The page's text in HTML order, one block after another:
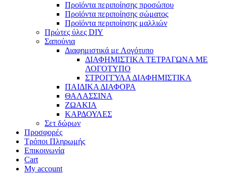
Προϊόντα περιποίησης προσώπου
Προϊόντα περιποίησης σώματος
Προϊόντα περιποίησης μαλλιών
Πρώτες ύλες DIY
Σαπούνια
Διαφημιστικά με Λογότυπο
ΔΙΑΦΗΜΙΣΤΙΚΑ ΤΕΤΡΑΓΩΝΑ ΜΕ
ΛΟΓΟΤΥΠΟ
ΣΤΡΟΓΓΥΛΑ ΔΙΑΦΗΜΙΣΤΙΚΑ
ΠΑΙΔΙΚΑ ΔΙΑΦΟΡΑ
ΘΑΛΑΣΣΙΝΑ
ΖΩΑΚΙΑ
ΚΑΡΔΟΥΛΕΣ
Σετ δώρων
Προσφορές
Τρόποι Πληρωμής
Επικοινωνία
Cart
My account